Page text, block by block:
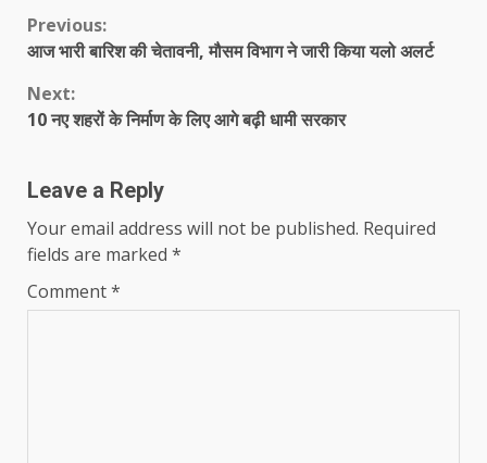
Continue
Previous:
आज भारी बारिश की चेतावनी, मौसम विभाग ने जारी किया यलो अलर्ट
Next:
10 नए शहरों के निर्माण के लिए आगे बढ़ी धामी सरकार
Leave a Reply
Your email address will not be published. Required
fields are marked *
Comment*